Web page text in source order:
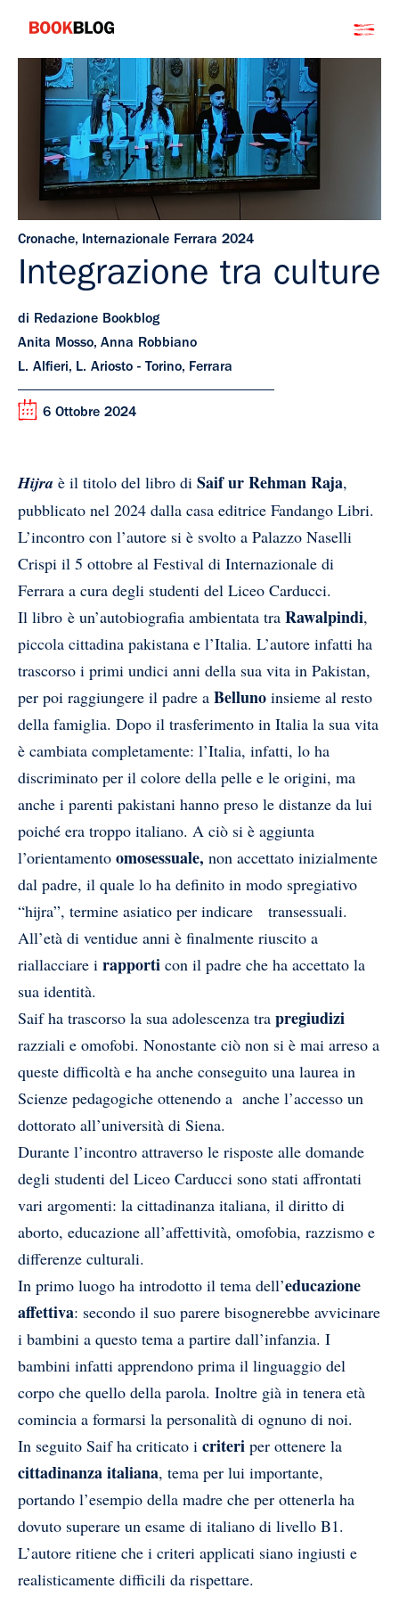
contenuto
Bookblog
Cronache, Internazionale Ferrara 2024
Integrazione tra culture
di Redazione Bookblog
Anita Mosso, Anna Robbiano
L. Alfieri, L. Ariosto - Torino, Ferrara
6 Ottobre 2024
Hijra è il titolo del libro di Saif ur Rehman Raja,
pubblicato nel 2024 dalla casa editrice Fandango Libri.
L’incontro con l’autore si è svolto a Palazzo Naselli
Crispi il 5 ottobre al Festival di Internazionale di
Ferrara a cura degli studenti del Liceo Carducci.
Il libro è un’autobiografia ambientata tra Rawalpindi,
piccola cittadina pakistana e l’Italia. L’autore infatti ha
trascorso i primi undici anni della sua vita in Pakistan,
per poi raggiungere il padre a Belluno insieme al resto
della famiglia. Dopo il trasferimento in Italia la sua vita
è cambiata completamente: l’Italia, infatti, lo ha
discriminato per il colore della pelle e le origini, ma
anche i parenti pakistani hanno preso le distanze da lui
poiché era troppo italiano. A ciò si è aggiunta
l’orientamento omosessuale, non accettato inizialmente
dal padre, il quale lo ha definito in modo spregiativo
“hijra”, termine asiatico per indicare transessuali.
All’età di ventidue anni è finalmente riuscito a
riallacciare i rapporti con il padre che ha accettato la
sua identità.
Saif ha trascorso la sua adolescenza tra pregiudizi
razziali e omofobi. Nonostante ciò non si è mai arreso a
queste difficoltà e ha anche conseguito una laurea in
Scienze pedagogiche ottenendo a anche l’accesso un
dottorato all’università di Siena.
Durante l’incontro attraverso le risposte alle domande
degli studenti del Liceo Carducci sono stati affrontati
vari argomenti: la cittadinanza italiana, il diritto di
aborto, educazione all’affettività, omofobia, razzismo e
differenze culturali.
In primo luogo ha introdotto il tema dell’educazione
affettiva: secondo il suo parere bisognerebbe avvicinare
i bambini a questo tema a partire dall’infanzia. I
bambini infatti apprendono prima il linguaggio del
corpo che quello della parola. Inoltre già in tenera età
comincia a formarsi la personalità di ognuno di noi.
In seguito Saif ha criticato i criteri per ottenere la
cittadinanza italiana, tema per lui importante,
portando l’esempio della madre che per ottenerla ha
dovuto superare un esame di italiano di livello B1.
L’autore ritiene che i criteri applicati siano ingiusti e
realisticamente difficili da rispettare.